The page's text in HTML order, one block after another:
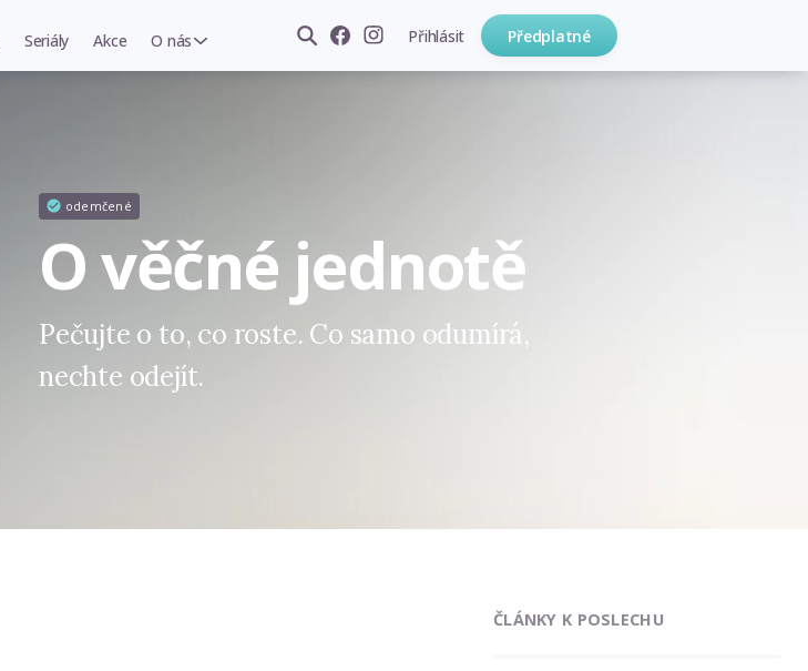
Seriály Akce O nás Přihlásit Předplatné
odemčené
O věčné jednotě
Pečujte o to, co roste. Co samo odumírá,
nechte odejít.
ČLÁNKY K POSLECHU